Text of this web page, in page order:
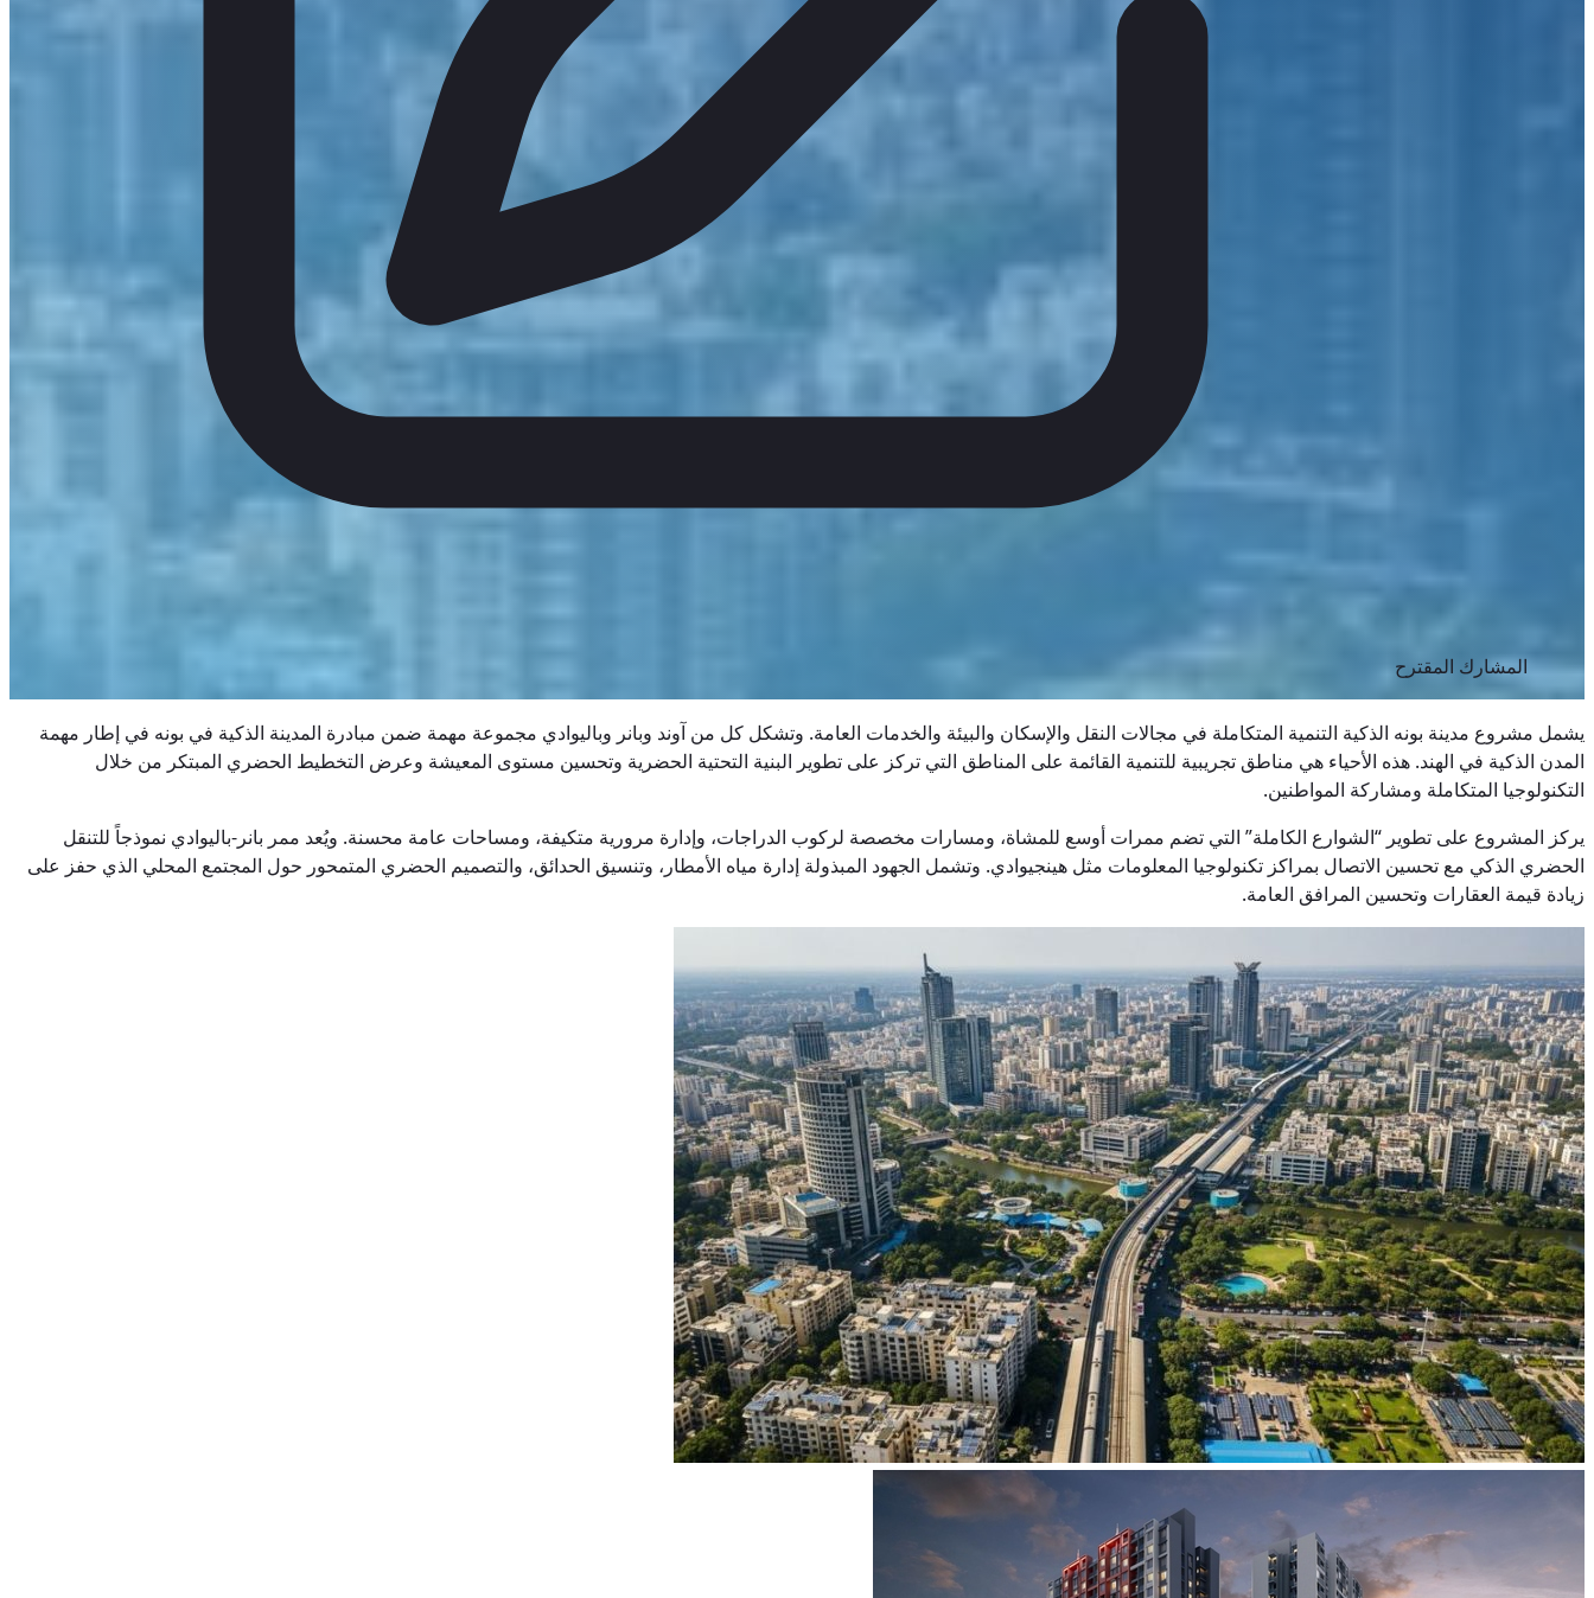
المشارك المقترح
يشمل مشروع مدينة بونه الذكية التنمية المتكاملة في مجالات النقل والإسكان والبيئة والخدمات العامة. وتشكل كل من آوند وبانر وباليوادي مجموعة مهمة ضمن مبادرة المدينة الذكية في بونه في إطار مهمة
المدن الذكية في الهند. هذه الأحياء هي مناطق تجريبية للتنمية القائمة على المناطق التي تركز على تطوير البنية التحتية الحضرية وتحسين مستوى المعيشة وعرض التخطيط الحضري المبتكر من خلال
التكنولوجيا المتكاملة ومشاركة المواطنين.
يركز المشروع على تطوير “الشوارع الكاملة” التي تضم ممرات أوسع للمشاة، ومسارات مخصصة لركوب الدراجات، وإدارة مرورية متكيفة، ومساحات عامة محسنة. ويُعد ممر بانر-باليوادي نموذجاً للتنقل
الحضري الذكي مع تحسين الاتصال بمراكز تكنولوجيا المعلومات مثل هينجيوادي. وتشمل الجهود المبذولة إدارة مياه الأمطار، وتنسيق الحدائق، والتصميم الحضري المتمحور حول المجتمع المحلي الذي حفز على
زيادة قيمة العقارات وتحسين المرافق العامة.